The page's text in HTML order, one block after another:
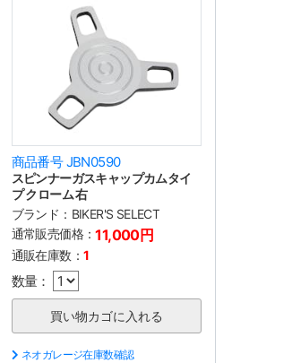
商品番号 JBN0590
スピンナーガスキャップカムタイ
プ クローム 右
ブランド： BIKER'S SELECT
通常販売価格：11,000円
通販在庫数： 1
数量：
ネオガレージ在庫数確認